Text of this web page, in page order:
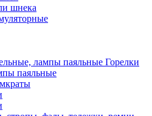
шнека
Горелки
паяльные